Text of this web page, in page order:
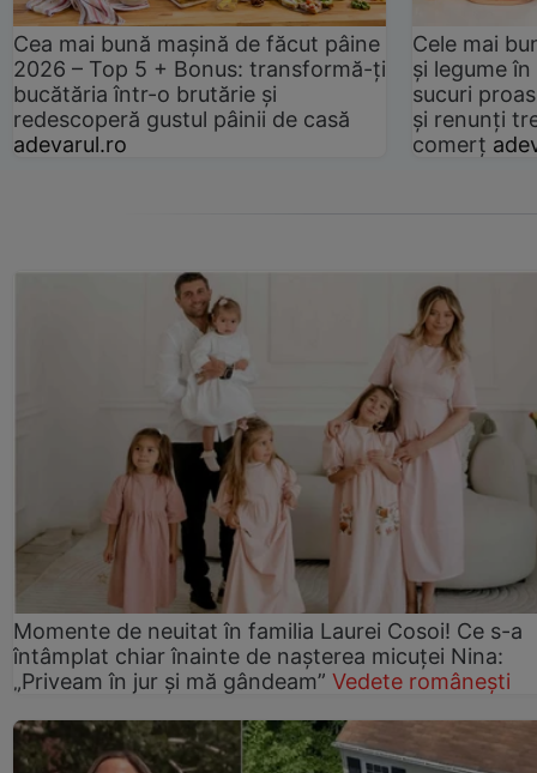
Cea mai bună mașină de făcut pâine
2026 – Top 5 + Bonus: transformă-ți
bucătăria într-o brutărie și
redescoperă gustul pâinii de casă
adevarul.ro
Cele mai
și legume
sucuri
și renunți
comerț
Momente de neuitat în familia Laurei Cosoi! Ce s-a
întâmplat chiar înainte de nașterea micuței Nina:
„Priveam în jur și mă gândeam” Vedete românești